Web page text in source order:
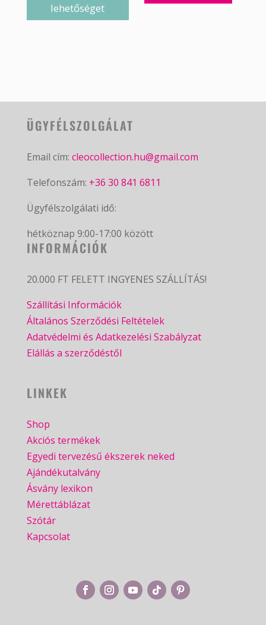
lehetőséget
ÜGYFÉLSZOLGÁLAT
Email cím: cleocollection.hu@gmail.com
Telefonszám: +36 30 841 6811
Ügyfélszolgálati idő:
hétköznap 9:00-17:00 között
INFORMÁCIÓK
20.000 FT FELETT INGYENES SZÁLLÍTÁS!
Szállítási Információk
Általános Szerződési Feltételek
Adatvédelmi és Adatkezelési Szabályzat
Elállás a szerződéstől
LINKEK
Shop
Akciós termékek
Egyedi tervezésű ékszerek neked
Ajándékutalvány
Ásvány lexikon
Mérettáblázat
Szótár
Kapcsolat